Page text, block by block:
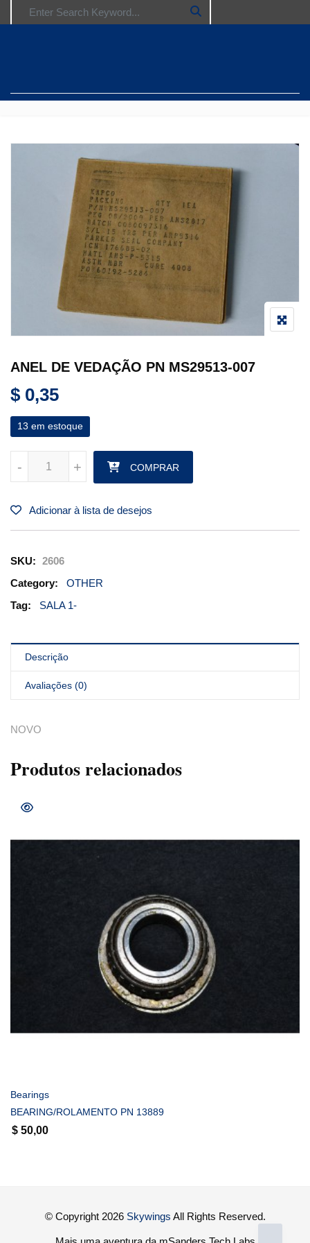
ANEL DE VEDAÇÃO PN MS29513-007
$ 0,35
13 em estoque
ANEL DE VEDAÇÃO PN MS29513-007 quantidade
+
- +
- COMPRAR
Adicionar à lista de desejos
SKU: 2606
Category:
OTHER
Tag:
SALA 1-
Descrição
Avaliações (0)
NOVO
Produtos relacionados
Bearings
BEARING/ROLAMENTO PN 13889
$ 50,00
© Copyright 2026 Skywings All Rights Reserved.